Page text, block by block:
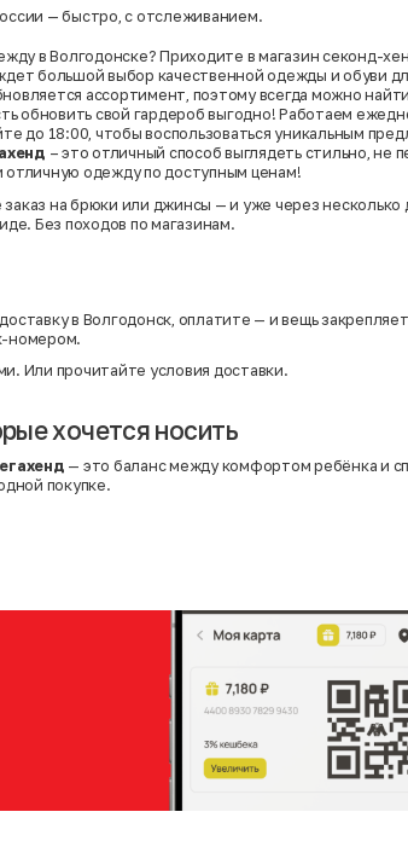
— быстро, с отслеживанием.
в Волгодонске? Приходите в магазин секонд-
большой выбор качественной одежды и обуви
ассортимент, поэтому всегда можно
обновить свой гардероб выгодно! Работаем
до 18:00, чтобы воспользоваться уникальным
– это отличный способ выглядеть стильно, не
отличную одежду по доступным ценам!
на брюки или джинсы — и уже через несколько
Без походов по магазинам.
в Волгодонск, оплатите — и вещь
номером.
Или прочитайте условия доставки.
хочется носить
— это баланс между комфортом ребёнка и
покупке.